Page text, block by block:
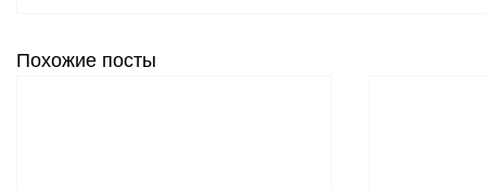
Похожие посты